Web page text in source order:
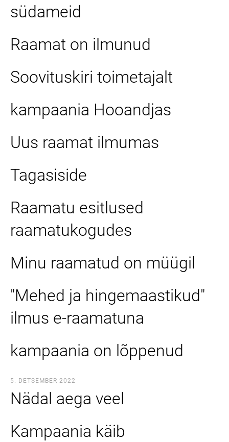
südameid
Raamat on ilmunud
Soovituskiri toimetajalt
kampaania Hooandjas
Uus raamat ilmumas
Tagasiside
Raamatu esitlused
raamatukogudes
Minu raamatud on müügil
"Mehed ja hingemaastikud"
ilmus e-raamatuna
kampaania on lõppenud
5. DETSEMBER 2022
Nädal aega veel
Kampaania käib